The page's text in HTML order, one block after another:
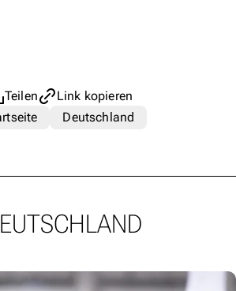
Teilen
Link kopieren
Deutschland